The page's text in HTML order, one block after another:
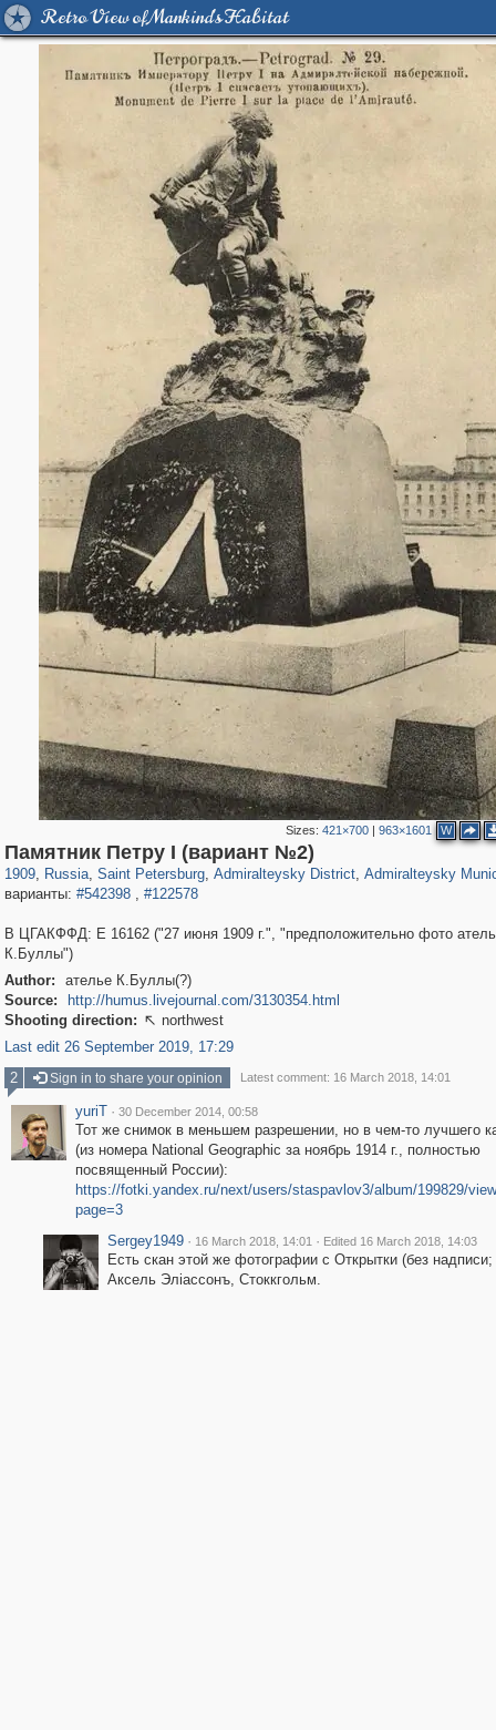
Retro View of Mankind's Habitat
Sizes: 421×700| 963×1601 W
Памятник Петру I (вариант №2)
1909, Russia
1,406,837 29,243
, Saint Petersburg
197,173 5,709
, Admiralteysky District
24,063 1,032
, Admiralteysky
616
варианты: #542398, #122578
В ЦГАКФФД: Е 16162 ("27 июня 1909 г.", "предположительно фото
К.Буллы")
Author:
ателье К.Буллы(?)
Source:
http://humus.livejournal.com/3130354.html
Shooting direction:  northwest
Last edit 26 September 2019, 17:29
2
Sign in to share your opinion Latest comment: 16 March 2018, 14:01
yuriT · 30 December 2014, 00:58
Тот же снимок в меньшем разрешении, но в чем-то лучшего
(из номера National Geographic за ноябрь 1914 г., полностью
посвященный России):
https://fotki.yandex.ru/next/users/staspavlov3/album/199829/
page=3
Sergey1949 · 16 March 2018, 14:01 · Edited 16 March 2018, 14:03
Есть скан этой же фотографии с Открытки (без
Аксель Элiассонъ, Стоккгольм.